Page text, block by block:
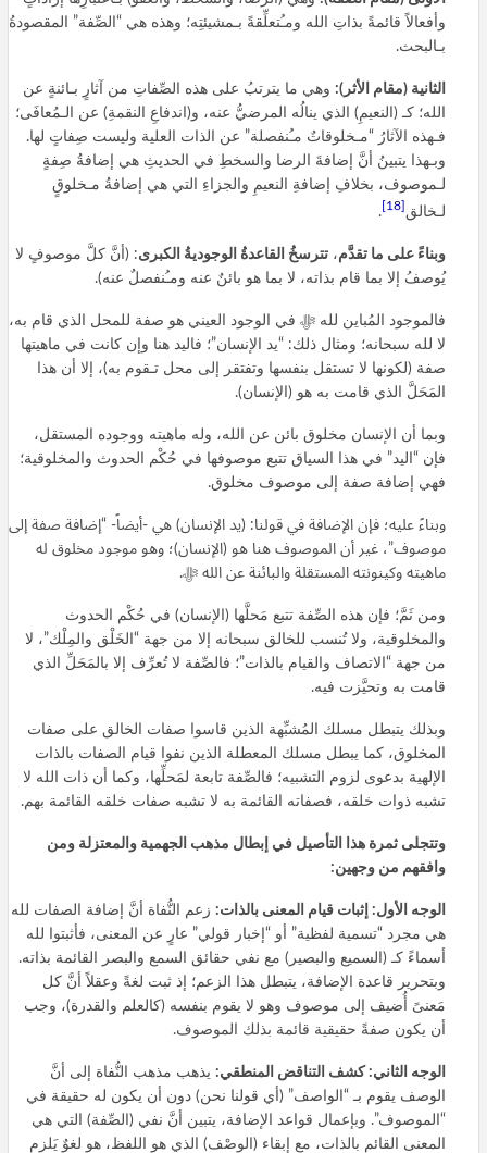
وأفعالاً قائمةً بذاتِ الله ومـُتعلِّقةً بـمشيئتِه؛ وهذه هي “الصِّفة” المقصودةُ
بـالبحث.
الثانية (مقام الأثر): وهي ما يترتبُ على هذه الصِّفاتِ من آثارٍ بـائنةٍ عن
الله؛ كـ (النعيمِ) الذي ينالُه المرضيُّ عنه، و(اندفاعِ النقمةِ) عن الـمُعافَى؛
فـهذه الآثارُ “مـخلوقاتٌ مـُنفصلة” عن الذات العلية وليست صِفاتٍ لها.
وبـهذا يتبينُ أنَّ إضافةَ الرضا والسخطِ في الحديثِ هي إضافةُ صِفةٍ
لـموصوف، بخلافِ إضافةِ النعيمِ والجزاءِ التي هي إضافةُ مـخلوقٍ
لـخالق
.
وبناءً على ما تقدَّم، تترسخُ القاعدةُ الوجوديةُ الكبرى: (أنَّ كلَّ موصوفٍ لا
يُوصفُ إلا بما قام بذاته، لا بما هو بائنٌ عنه ومـُنفصلٌ عنه).
فالموجود المُباين لله ﷻ في الوجود العيني هو صفة للمحل الذي قام به،
لا لله سبحانه؛ ومثال ذلك: “يد الإنسان”؛ فاليد هنا وإن كانت في ماهيتها
صفة (لكونها لا تستقل بنفسها وتفتقر إلى محل تـقوم به)، إلا أن هذا
المَحَلَّ الذي قامت به هو (الإنسان).
وبما أن الإنسان مخلوق بائن عن الله، وله ماهيته ووجوده المستقل،
فإن “اليد” في هذا السياق تتبع موصوفها في حُكْم الحدوث والمخلوقية؛
فهي إضافة صفة إلى موصوف مخلوق.
وبناءً عليه؛ فإن الإضافة في قولنا: (يد الإنسان) هي -أيضاً- “إضافة صفة إلى
موصوف”، غير أن الموصوف هنا هو (الإنسان)؛ وهو موجود مخلوق له
ماهيته وكينونته المستقلة والبائنة عن الله ﷻ.
ومن ثَمَّ؛ فإن هذه الصِّفة تتبع مَحلَّها (الإنسان) في حُكْم الحدوث
والمخلوقية، ولا تُنسب للخالق سبحانه إلا من جهة “الخَلْق والمِلْك”، لا
من جهة “الاتصاف والقيام بالذات”؛ فالصِّفة لا تُعرِّف إلا بالمَحَلِّ الذي
قامت به وتحيَّزت فيه.
وبذلك يتبطل مسلك المُشبِّهة الذين قاسوا صفات الخالق على صفات
المخلوق، كما يبطل مسلك المعطلة الذين نفوا قيام الصفات بالذات
الإلهية بدعوى لزوم التشبيه؛ فالصِّفة تابعة لمَحلِّها، وكما أن ذات الله لا
تشبه ذوات خلقه، فصفاته القائمة به لا تشبه صفات خلقه القائمة بهم.
وتتجلى ثمرة هذا التأصيل في إبطال مذهب الجهمية والمعتزلة ومن
وافقهم من وجهين:
الوجه الأول: إثبات قيام المعنى بالذات: زعم النُّفاة أنَّ إضافة الصفات لله
هي مجرد “تسمية لفظية” أو “إخبار قولي” عارٍ عن المعنى، فأثبتوا لله
أسماءً كـ (السميع والبصير) مع نفي حقائق السمع والبصر القائمة بذاته.
وبتحرير قاعدة الإضافة، يتبطل هذا الزعم؛ إذ ثبت لغةً وعقلاً أنَّ كل
مَعنىً أُضيف إلى موصوف وهو لا يقوم بنفسه (كالعلم والقدرة)، وجب
أن يكون صفةً حقيقية قائمة بذلك الموصوف.
الوجه الثاني: كشف التناقض المنطقي: يذهب مذهب النُّفاة إلى أنَّ
الوصف يقوم بـ “الواصف” (أي قولنا نحن) دون أن يكون له حقيقة في
“الموصوف”. وبإعمال قواعد الإضافة، يتبين أنَّ نفي (الصِّفة) التي هي
المعنى القائم بالذات، مع إبقاء (الوصْف) الذي هو اللفظ، هو لغوٌ يَلزم